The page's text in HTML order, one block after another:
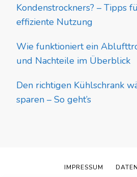
Kondenstrockners? – Tipps
effiziente Nutzung
Wie funktioniert ein
und Nachteile im Überblick
Den richtigen Kühlschrank
sparen – So geht’s
IMPRESSUM